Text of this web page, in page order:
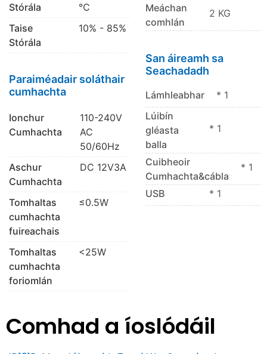
Stórála
℃
Taise
Stórála
10% - 85%
Paraiméadair soláthair
cumhachta
Ionchur
Cumhachta
110-240V
AC
50/60Hz
Aschur
Cumhachta
DC 12V3A
Tomhaltas
cumhachta
fuireachais
≤0.5W
Tomhaltas
cumhachta
foriomlán
<25W
Meáchan
comhlán
2 KG
San áireamh sa
Seachadadh
Lámhleabhar
* 1
Lúibín
gléasta
balla
* 1
Cuibheoir
Cumhachta&cábla
* 1
USB * 1
Comhad a íoslódáil